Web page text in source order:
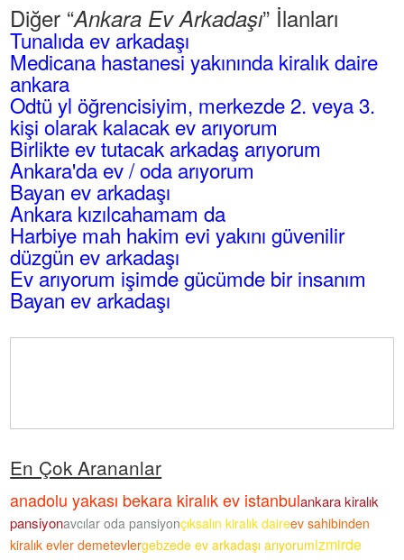
Diğer “Ankara Ev Arkadaşı” İlanları
Tunalıda ev arkadaşı
Medicana hastanesi yakınında kiralık daire
ankara
Odtü yl öğrencisiyim, merkezde 2. veya 3.
kişi olarak kalacak ev arıyorum
Birlikte ev tutacak arkadaş arıyorum
Ankara'da ev / oda arıyorum
Bayan ev arkadaşı
Ankara kızılcahamam da
Harbiye mah hakim evi yakını güvenilir
düzgün ev arkadaşı
Ev arıyorum işimde gücümde bir insanım
Bayan ev arkadaşı
En Çok Arananlar
anadolu yakası bekara kiralık ev istanbulankara kiralık
pansiyonavcılar oda pansiyonçıksalın kiralık daireev sahibinden
kiralık evler demetevlergebzede ev arkadaşı arıyorumizmirde